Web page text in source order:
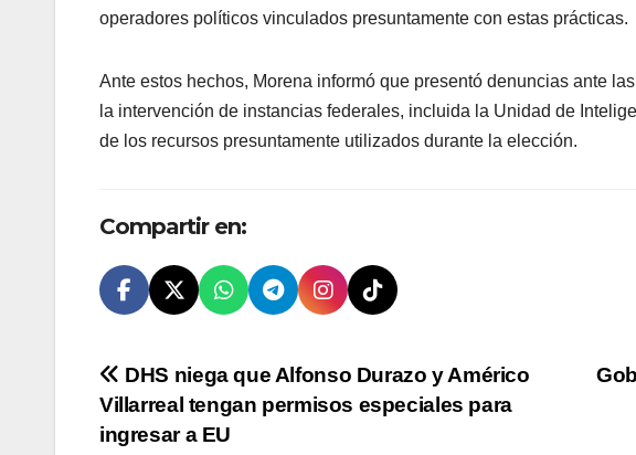
operadores políticos vinculados presuntamente con estas prácticas.
Ante estos hechos, Morena informó que presentó denuncias ante
la intervención de instancias federales, incluida la Unidad de
de los recursos presuntamente utilizados durante la elección.
Compartir en:
Navegación
de
DHS niega que Alfonso Durazo y Américo
Villarreal tengan permisos especiales para
ingresar a EU